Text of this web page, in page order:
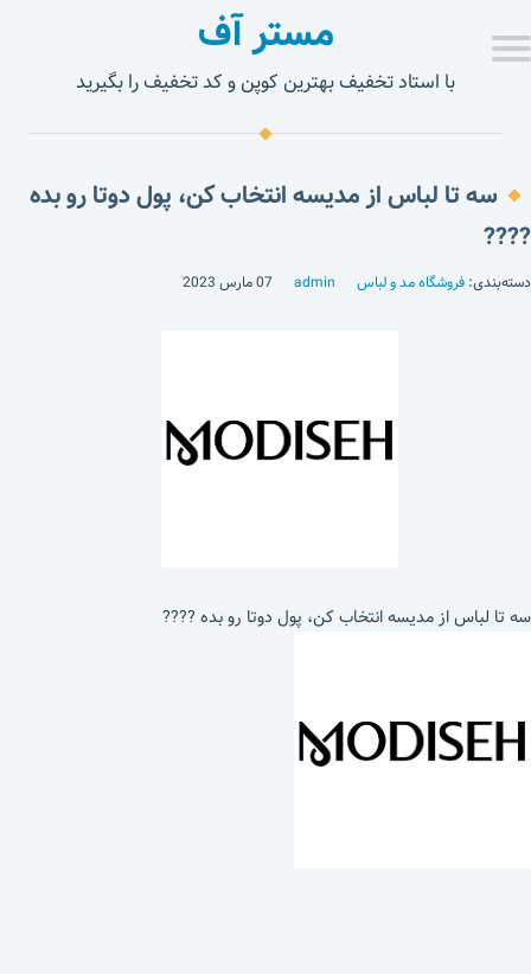
مستر آف
با استاد تخفیف بهترین کوپن و کد تخفیف را بگیرید
سه تا لباس از مدیسه انتخاب کن، پول دوتا رو بده
????
دسته‌بندی: فروشگاه مد و لباس admin 07 مارس 2023
سه تا لباس از مدیسه انتخاب کن، پول دوتا رو بده ????